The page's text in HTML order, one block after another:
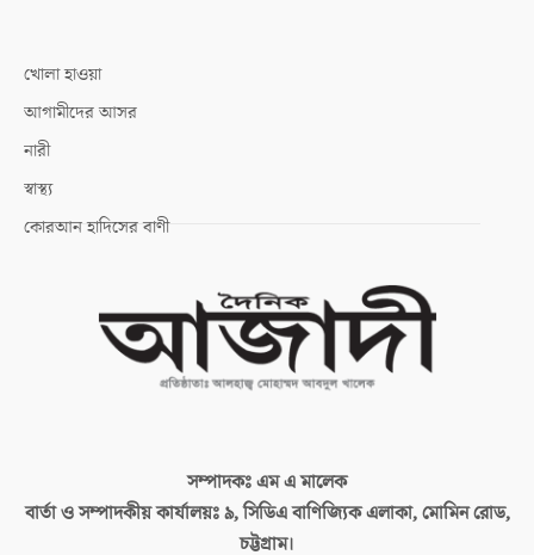
খোলা হাওয়া
আগামীদের আসর
নারী
স্বাস্থ্য
কোরআন হাদিসের বাণী
সম্পাদকঃএম এ মালেক
বার্তা ও সম্পাদকীয় কার্যালয়ঃ৯, সিডিএ বাণিজ্যিক এলাকা, মোমিন রোড,
চট্টগ্রাম।